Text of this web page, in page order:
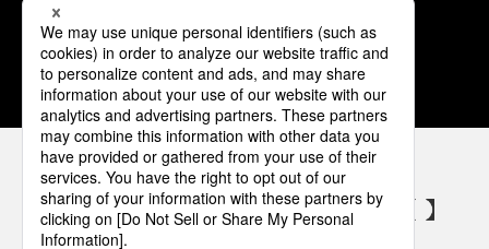
1 2 3 4 5
パナソニックの電気設備 SNSアカウント